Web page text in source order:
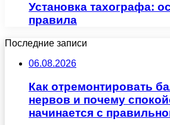
Установка тахографа:
правила
Последние записи
06.08.2026
Как отремонтировать
нервов и почему
начинается с